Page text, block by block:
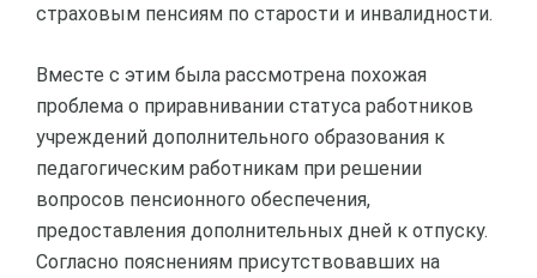
страховым пенсиям по старости и инвалидности.
Вместе с этим была рассмотрена похожая
проблема о приравнивании статуса работников
учреждений дополнительного образования к
педагогическим работникам при решении
вопросов пенсионного обеспечения,
предоставления дополнительных дней к отпуску.
Согласно пояснениям присутствовавших на